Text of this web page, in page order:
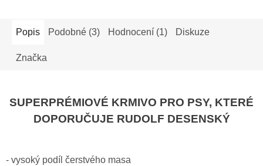
Popis Podobné (3) Hodnocení (1) Diskuze
Značka
SUPERPRÉMIOVÉ KRMIVO PRO PSY, KTERÉ
DOPORUČUJE RUDOLF DESENSKÝ
- vysoký podíl čerstvého masa